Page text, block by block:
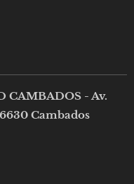
CAMBADOS - Av.
Cambados